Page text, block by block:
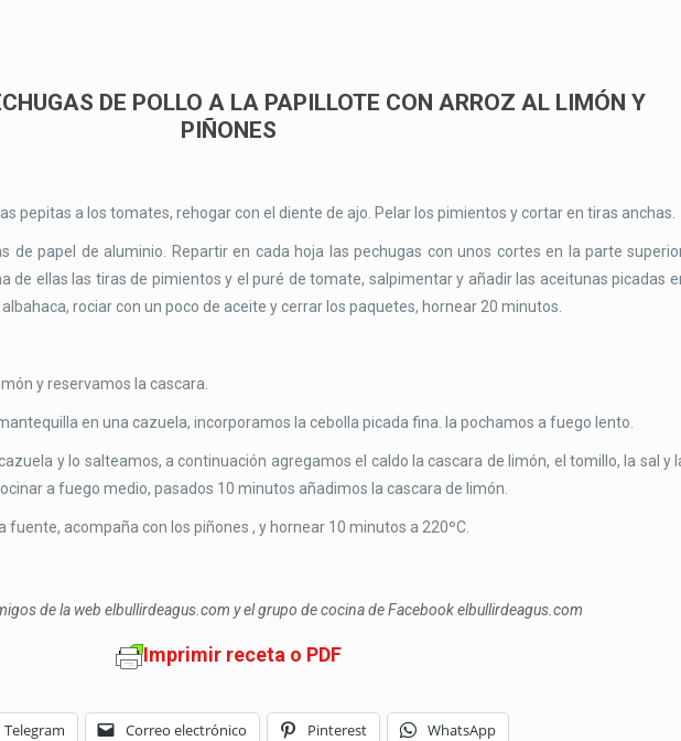
DE POLLO A LA PAPILLOTE CON ARROZ AL LIMÓN Y
PIÑONES
pepitas a los tomates, rehogar con el diente de ajo. Pelar los pimientos y cortar en tiras anchas.
de papel de aluminio. Repartir en cada hoja las pechugas con unos cortes en la parte
de ellas las tiras de pimientos y el puré de tomate, salpimentar y añadir las aceitunas picadas
rociar con un poco de aceite y cerrar los paquetes, hornear 20 minutos.
y reservamos la cascara.
en una cazuela, incorporamos la cebolla picada fina. la pochamos a fuego lento.
y lo salteamos, a continuación agregamos el caldo la cascara de limón, el tomillo, la sal y
a fuego medio, pasados 10 minutos añadimos la cascara de limón.
fuente, acompaña con los piñones , y hornear 10 minutos a 220ºC.
de la web elbullirdeagus.com y el grupo de cocina de Facebook elbullirdeagus.com
Imprimir receta o PDF
Telegram Correo electrónico Pinterest WhatsApp